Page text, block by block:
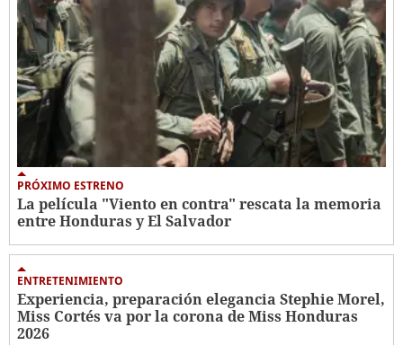
PRÓXIMO ESTRENO
La película "Viento en contra" rescata la memoria
entre Honduras y El Salvador
ENTRETENIMIENTO
Experiencia, preparación elegancia Stephie Morel,
Miss Cortés va por la corona de Miss Honduras
2026